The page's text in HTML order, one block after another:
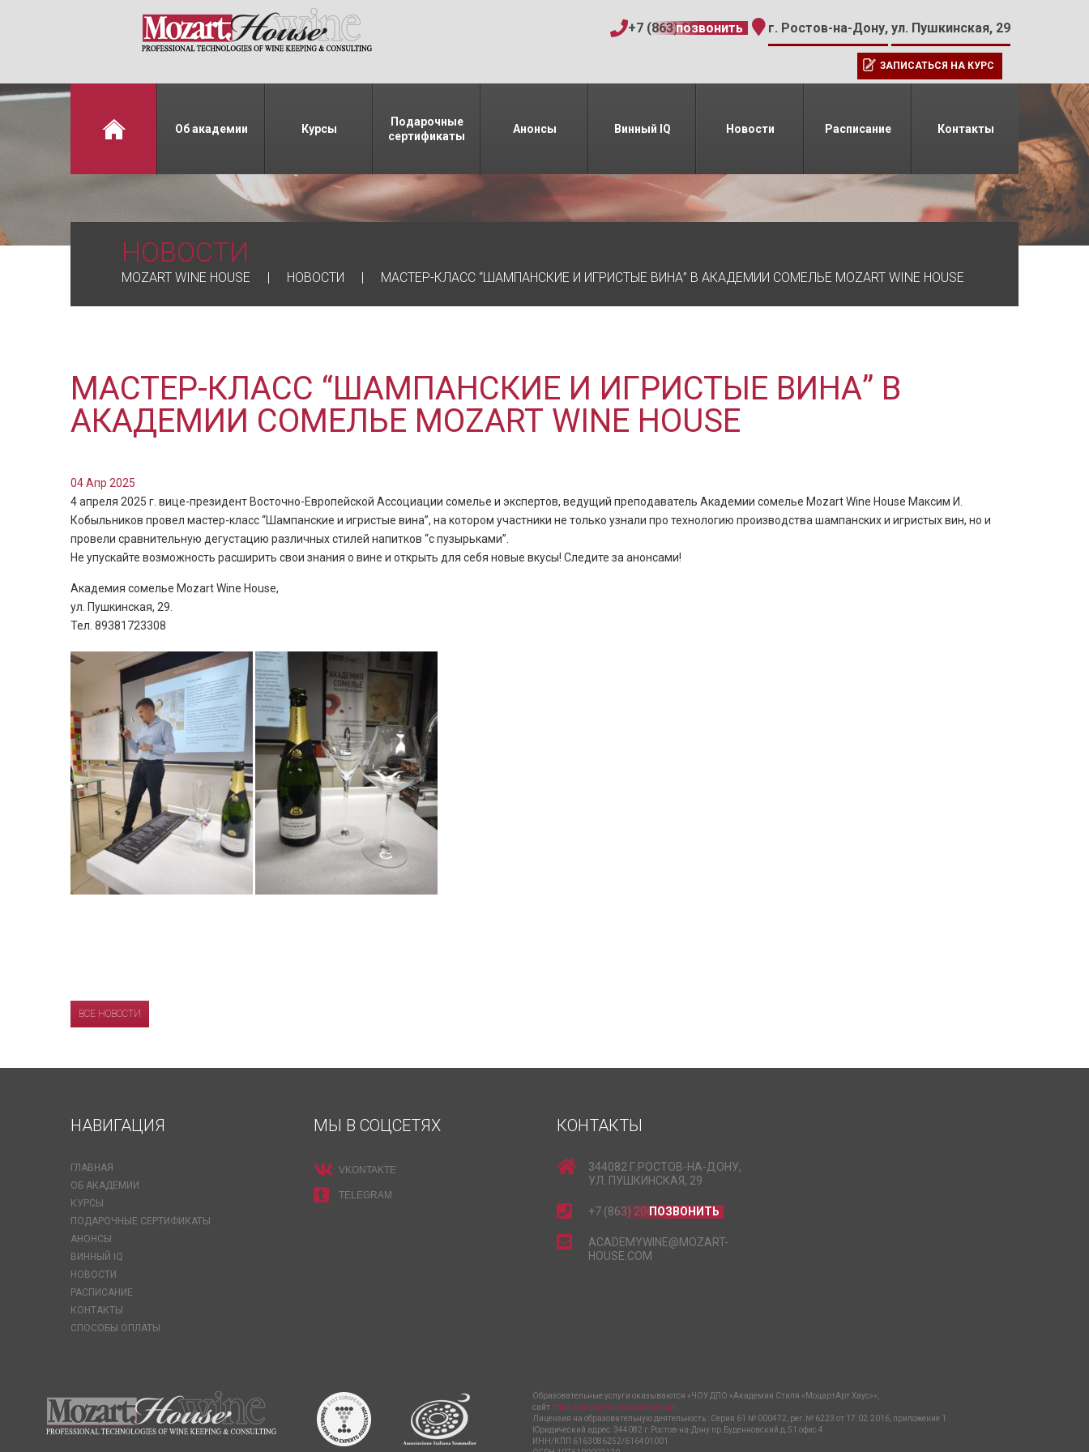
+7 (863) 206-15-15
позвонить г. Ростов-на-Дону, ул. Пушкинская, 29
ЗАПИСАТЬСЯ НА КУРС
Об академии Курсы
Подарочные
сертификаты
Анонсы Винный IQ Новости Расписание Контакты
НОВОСТИ
MOZART WINE HOUSE НОВОСТИ МАСТЕР-КЛАСС “ШАМПАНСКИЕ И ИГРИСТЫЕ ВИНА” В АКАДЕМИИ СОМЕЛЬЕ MOZART WINE HOUSE
МАСТЕР-КЛАСС “ШАМПАНСКИЕ И ИГРИСТЫЕ ВИНА” В
АКАДЕМИИ СОМЕЛЬЕ MOZART WINE HOUSE
04 Апр 2025
4 апреля 2025 г. вице-президент Восточно-Европейской Ассоциации сомелье и экспертов, ведущий преподаватель Академии сомелье Mozart Wine House Максим И.
Кобыльников провел мастер-класс “Шампанские и игристые вина”, на котором участники не только узнали про технологию производства шампанских и игристых вин, но и
провели сравнительную дегустацию различных стилей напитков “с пузырьками”.
Не упускайте возможность расширить свои знания о вине и открыть для себя новые вкусы! Следите за анонсами!
Академия сомелье Mozart Wine House,
ул. Пушкинская, 29.
Тел. 89381723308
ВСЕ НОВОСТИ
НАВИГАЦИЯ
ГЛАВНАЯ
ОБ АКАДЕМИИ
КУРСЫ
ПОДАРОЧНЫЕ СЕРТИФИКАТЫ
АНОНСЫ
ВИННЫЙ IQ
НОВОСТИ
РАСПИСАНИЕ
КОНТАКТЫ
СПОСОБЫ ОПЛАТЫ
МЫ В СОЦСЕТЯХ
VKONTAKTE
TELEGRAM
КОНТАКТЫ
344082 Г.РОСТОВ-НА-ДОНУ,
УЛ. ПУШКИНСКАЯ, 29
+7 (863) 206-15-15
ПОЗВОНИТЬ
ACADEMYWINE@MOZART-
HOUSE.COM
Образовательные услуги оказываются «ЧОУ ДПО «Академия Стиля «МоцартАрт Хаус»»,
сайт https://mozart-wineacademy.com
Лицензия на образовательную деятельность : Серия 61 № 000472, рег.№ 6223 от 17.02.2016, приложение 1
Юридический адрес: 344082 г.Ростов-на-Дону пр.Буденновский д.51 офис 4
ИНН/КПП 6163086252/616401001